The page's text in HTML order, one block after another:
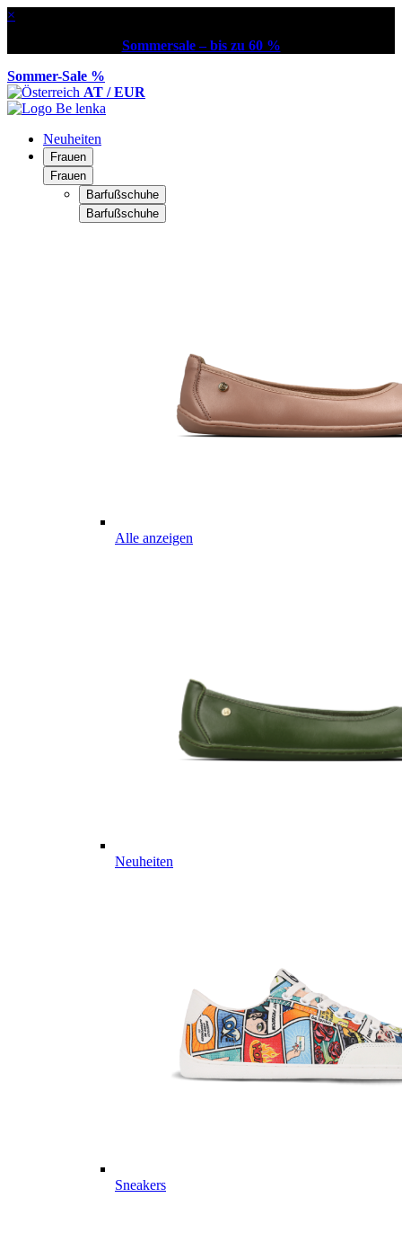
×
Sommersale – bis zu 60 %
Sommer-Sale %
AT / EUR
Neuheiten
Frauen
Frauen
Barfußschuhe
Barfußschuhe
Alle anzeigen
Neuheiten
Sneakers